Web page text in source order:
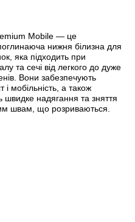
Mobile — це
нижня білизна для
яка підходить при
та сечі від легкого до дуже
Вони забезпечують
і мобільність, а також
швидке надягання та зняття
швам, що розриваються.